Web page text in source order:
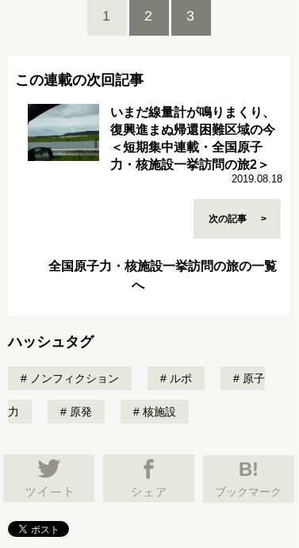
1 2 3
この連載の次回記事
いまだ線量計が鳴りまくり、
復興進まぬ帰還困難区域の今
＜短期集中連載・全国原子
力・核施設一挙訪問の旅2＞
2019.08.18
次の記事
全国原子力・核施設一挙訪問の旅の一覧
へ
ハッシュタグ
ノンフィクション ルポ 原子
力 原発 核施設
B!
ブックマーク